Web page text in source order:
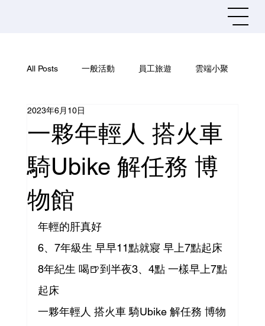
All Posts 一般活動 員工旅遊 雲端小聚
社團活動
一夥年輕人 搭火車
騎Ubike 解任務 博
物館
2023年6月10日
年輕的肝真好
6、7年級生 早早11點就寢 早上7點起床
8年紀生 喝🍺到半夜3、4點 一樣早上7點
起床
一夥年輕人 搭火車 騎Ubike 解任務 博物